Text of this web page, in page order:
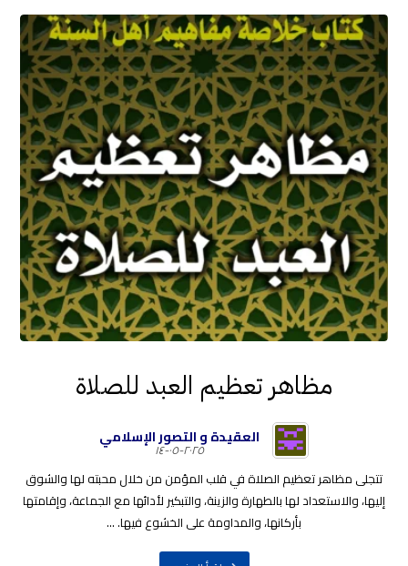
مظاهر تعظيم العبد للصلاة
العقيدة و التصور الإسلامي
٢٠٢٥-٠٥-١٤
تتجلى مظاهر تعظيم الصلاة في قلب المؤمن من خلال محبته لها والشوق
إليها، والاستعداد لها بالطهارة والزينة، والتبكير لأدائها مع الجماعة، وإقامتها
بأركانها، والمداومة على الخشوع فيها. ...